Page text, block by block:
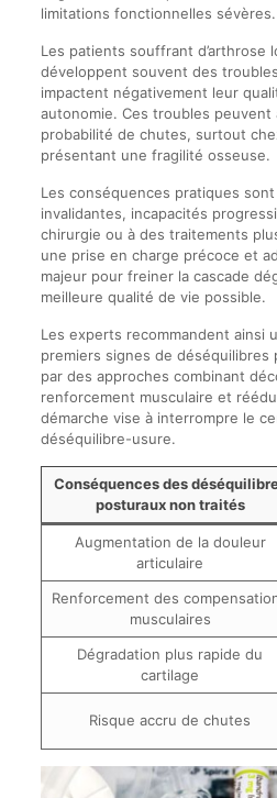
limitations fonctionnelles sévères.
Les patients souffrant d’arthrose
développent souvent des
impactent négativement leur
autonomie. Ces troubles peuvent
probabilité de chutes, surtout
présentant une fragilité osseuse.
Les conséquences pratiques
invalidantes, incapacités
chirurgie ou à des traitements
une prise en charge précoce et
majeur pour freiner la cascade
meilleure qualité de vie possible.
Les experts recommandent ainsi
premiers signes de déséquilibres
par des approches combinant
renforcement musculaire et
démarche vise à interrompre le
déséquilibre-usure.
Conséquences des
posturaux non traités
Augmentation de la douleur
articulaire
Renforcement des
musculaires
Dégradation plus rapide du
cartilage
Risque accru de chutes